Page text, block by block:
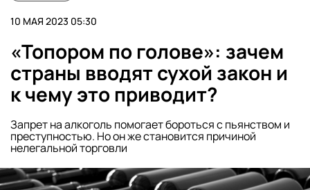
10 МАЯ 2023 05:30
«Топором по голове»: зачем
страны вводят сухой закон и
к чему это приводит?
Запрет на алкоголь помогает бороться с пьянством и
преступностью. Но он же становится причиной
нелегальной торговли